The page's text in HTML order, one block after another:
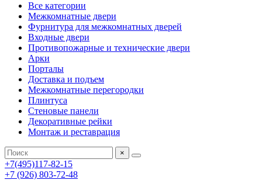
Все категории
Межкомнатные двери
Фурнитура для межкомнатных дверей
Входные двери
Противопожарные и технические двери
Арки
Порталы
Доставка и подъем
Межкомнатные перегородки
Плинтуса
Стеновые панели
Декоративные рейки
Монтаж и реставрация
×
+7(495)117-82-15
+7 (926) 803-72-48